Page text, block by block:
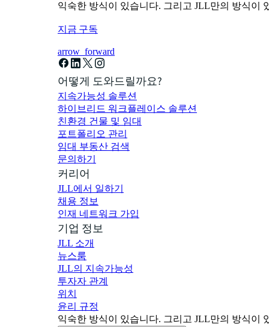
익숙한 방식이 있습니다. 그리고 JLL만의 방식이
지금 구독
arrow_forward
어떻게 도와드릴까요?
지속가능성 솔루션
하이브리드 워크플레이스 솔루션
친환경 건물 및 임대
포트폴리오 관리
임대 부동산 검색
문의하기
커리어
JLL에서 일하기
채용 정보
인재 네트워크 가입
기업 정보
JLL 소개
뉴스룸
JLL의 지속가능성
투자자 관계
위치
윤리 규정
익숙한 방식이 있습니다. 그리고 JLL만의 방식이